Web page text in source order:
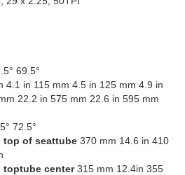
69.5°
4.1 in 115 mm 4.5 in 125 mm 4.9 in
22.2 in 575 mm 22.6 in 595 mm
72.5°
top of seattube 370 mm 14.6 in 410
toptube center315 mm 12.4in 355